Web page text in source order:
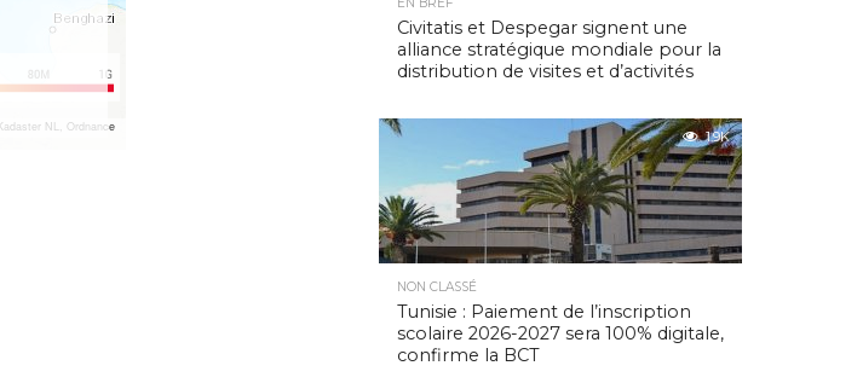
Civitatis et Despegar signent une
alliance stratégique mondiale pour la
distribution de visites et d’activités
1.9K
NON CLASSÉ
Tunisie : Paiement de l’inscription
scolaire 2026-2027 sera 100% digitale,
confirme la BCT